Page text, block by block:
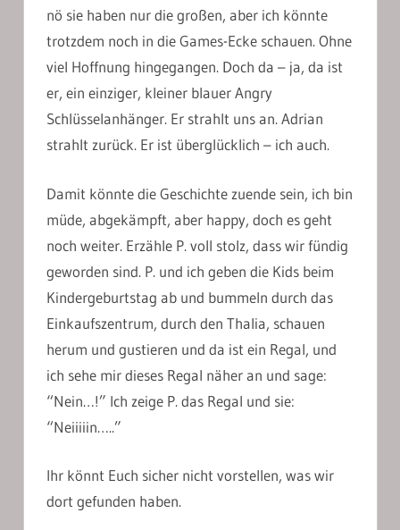
nö sie haben nur die großen, aber ich könnte
trotzdem noch in die Games-Ecke schauen. Ohne
viel Hoffnung hingegangen. Doch da – ja, da ist
er, ein einziger, kleiner blauer Angry
Schlüsselanhänger. Er strahlt uns an. Adrian
strahlt zurück. Er ist überglücklich – ich auch.
Damit könnte die Geschichte zuende sein, ich bin
müde, abgekämpft, aber happy, doch es geht
noch weiter. Erzähle P. voll stolz, dass wir fündig
geworden sind. P. und ich geben die Kids beim
Kindergeburtstag ab und bummeln durch das
Einkaufszentrum, durch den Thalia, schauen
herum und gustieren und da ist ein Regal, und
ich sehe mir dieses Regal näher an und sage:
“Nein…!” Ich zeige P. das Regal und sie:
“Neiiiiin…..”
Ihr könnt Euch sicher nicht vorstellen, was wir
dort gefunden haben.